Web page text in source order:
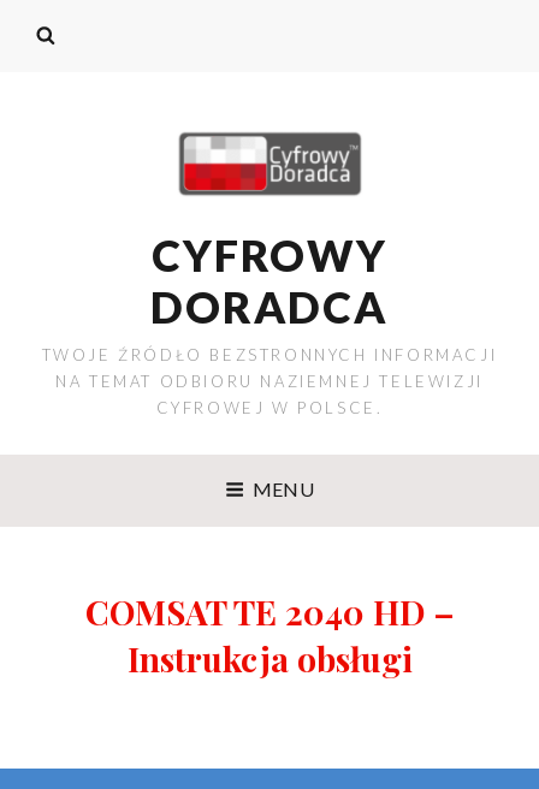
CYFROWY
DORADCA
TWOJE ŹRÓDŁO BEZSTRONNYCH INFORMACJI
NA TEMAT ODBIORU NAZIEMNEJ TELEWIZJI
CYFROWEJ W POLSCE.
MENU
COMSAT TE 2040 HD –
Instrukcja obsługi